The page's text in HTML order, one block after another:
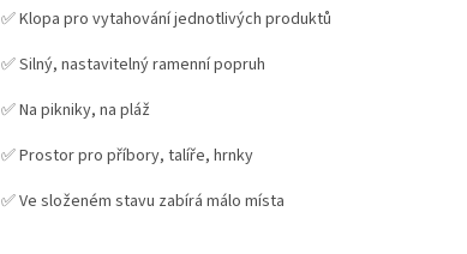
✅ Klopa pro vytahování jednotlivých produktů
✅ Silný, nastavitelný ramenní popruh
✅ Na pikniky, na pláž
✅ Prostor pro příbory, talíře, hrnky
✅ Ve složeném stavu zabírá málo místa